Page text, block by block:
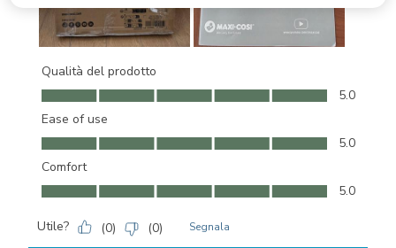
Qualità del prodotto
Qualità del prodotto, 5.0 su 5
5.0
Ease of use
Ease of use, 5.0 su 5
5.0
Comfort
Comfort, 5.0 su 5
5.0
Utile? (0) (0) Segnala